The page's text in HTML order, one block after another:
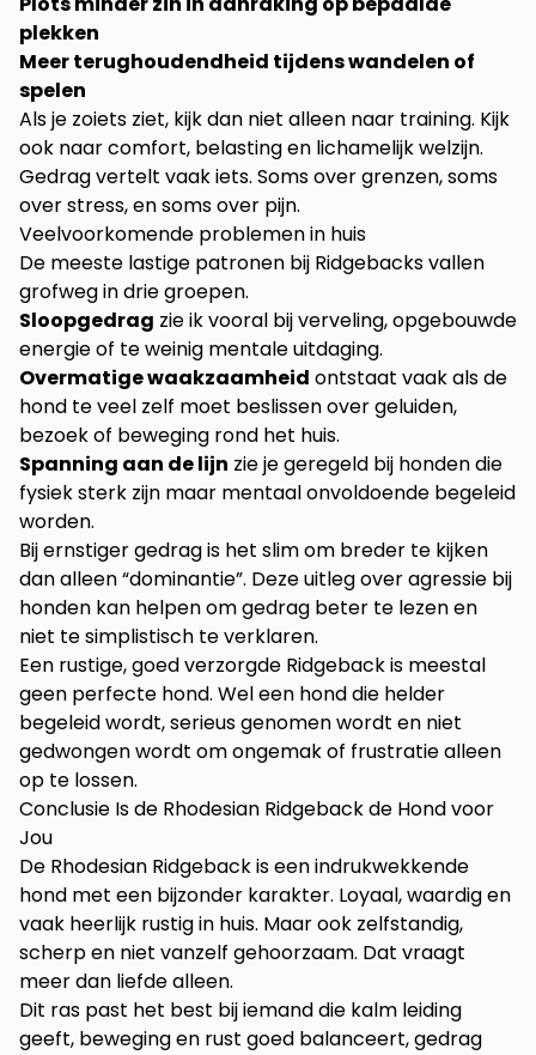
plekken
Meer terughoudendheid tijdens wandelen of
spelen
Als je zoiets ziet, kijk dan niet alleen naar training. Kijk
ook naar comfort, belasting en lichamelijk welzijn.
Gedrag vertelt vaak iets. Soms over grenzen, soms
over stress, en soms over pijn.
Veelvoorkomende problemen in huis
De meeste lastige patronen bij Ridgebacks vallen
grofweg in drie groepen.
Sloopgedrag zie ik vooral bij verveling, opgebouwde
energie of te weinig mentale uitdaging.
Overmatige waakzaamheid ontstaat vaak als de
hond te veel zelf moet beslissen over geluiden,
bezoek of beweging rond het huis.
Spanning aan de lijn zie je geregeld bij honden die
fysiek sterk zijn maar mentaal onvoldoende begeleid
worden.
Bij ernstiger gedrag is het slim om breder te kijken
dan alleen “dominantie”. Dezeuitleg over agressie bij
honden kan helpen om gedrag beter te lezen en
niet te simplistisch te verklaren.
Een rustige, goed verzorgde Ridgeback is meestal
geen perfecte hond. Wel een hond die helder
begeleid wordt, serieus genomen wordt en niet
gedwongen wordt om ongemak of frustratie alleen
op te lossen.
Conclusie Is de Rhodesian Ridgeback de Hond voor
Jou
De Rhodesian Ridgeback is een indrukwekkende
hond met een bijzonder karakter. Loyaal, waardig en
vaak heerlijk rustig in huis. Maar ook zelfstandig,
scherp en niet vanzelf gehoorzaam. Dat vraagt
meer dan liefde alleen.
Dit ras past het best bij iemand die kalm leiding
geeft, beweging en rust goed balanceert, gedrag